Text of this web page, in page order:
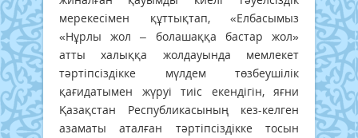
мерекесімен құттықтап, «Елбасымыз
«Нұрлы жол – болашаққа бастар жол»
атты халыққа жолдауында мемлекет
тәртіпсіздікке мүлдем төзбеушілік
қағидатымен жүруі тиіс екендігін, яғни
Қазақстан Республикасының кез-келген
азаматы аталған тәртіпсіздікке тосын